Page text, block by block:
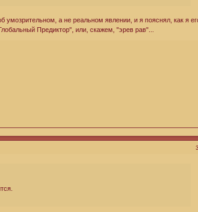
умозрительном, а не реальном явлении, и я пояснял, как я
Предиктор", или, скажем, "эрев рав"...